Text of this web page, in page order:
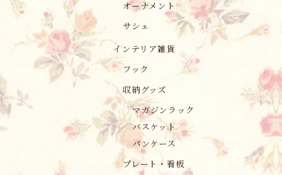
オーナメント
サシェ
インテリア雑貨
フック
収納グッズ
マガジンラック
バスケット
パンケース
プレート・看板